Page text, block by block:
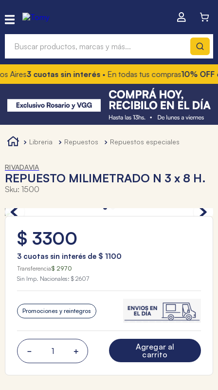
Aires3 cuotas sin interés• En todas tus compras10% OFF
libreria repuestos repuestos especiales
RIVADAVIA
REPUESTO MILIMETRADO N 3 x 8 H.
Sku: 1500
$ 3300
3 cuotas sin interés de $ 1100
Transferencia$ 2970
Sin Imp. Nacionales: $ 2607
Promociones y reintegros
＋
－
Agregar al
carrito
Términos más buscados
1.
hot wheels
3